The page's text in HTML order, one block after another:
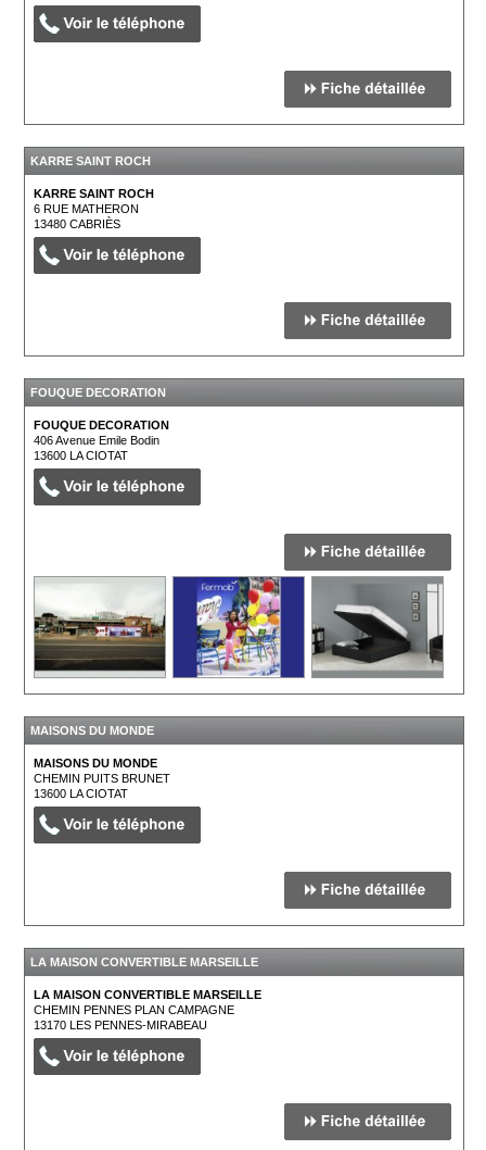
KARRE SAINT ROCH
KARRE SAINT ROCH
6 RUE MATHERON
13480CABRIÈS
FOUQUE DECORATION
FOUQUE DECORATION
406 Avenue Emile Bodin
13600LA CIOTAT
MAISONS DU MONDE
MAISONS DU MONDE
CHEMIN PUITS BRUNET
13600LA CIOTAT
LA MAISON CONVERTIBLE MARSEILLE
LA MAISON CONVERTIBLE MARSEILLE
CHEMIN PENNES PLAN CAMPAGNE
13170LES PENNES-MIRABEAU